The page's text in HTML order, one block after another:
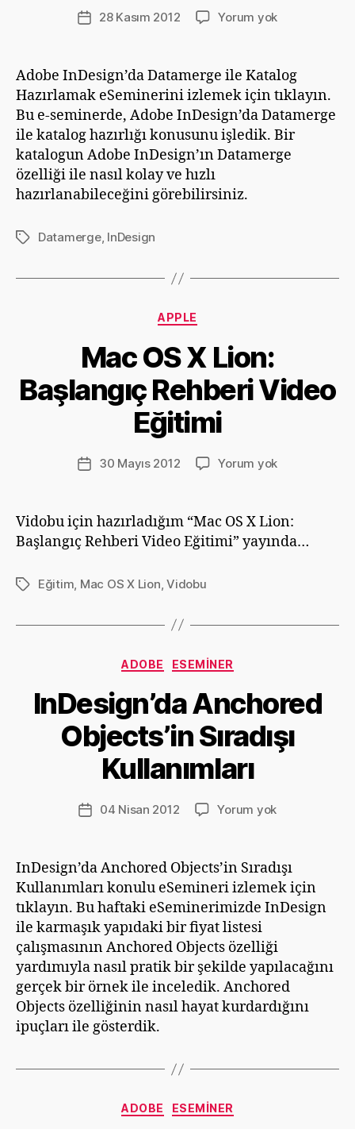
Yazının
yazarı
v
ri
ü
m
ü
ş
Yazı28 Kasım 2012 Yorum yokAdobe
ile
Katalog
Hazırlamak
Adobe InDesign’da Datamerge ile Katalog
Hazırlamak eSeminerini izlemek için tıklayın.
Bu e-seminerde, Adobe InDesign’da Datamerge
ile katalog hazırlığı konusunu işledik. Bir
katalogun Adobe InDesign’ın Datamerge
özelliği ile nasıl kolay ve hızlı
hazırlanabileceğini görebilirsiniz.
EtiketlerDatamerge, InDesign
Kategoriler
APPLE
Mac OS X Lion:
Başlangıç Rehberi Video
Eğitimi
Yazının
yazarı
a
z
a
r
D
e
v
ri
ü
m
Yazı30 Mayıs 2012 Yorum yokMac
Lion:
Başlangıç
Rehberi
Vidobu için hazırladığım “Mac OS X Lion:
Başlangıç Rehberi Video Eğitimi” yayında…
Etiketler
Eğitim, Mac OS X Lion,Vidobu
Kategoriler
ADOBE ESEMINER
InDesign’da Anchored
Objects’in Sıradışı
Kullanımları
Yazının
yazarı
a
z
a
r
D
e
v
ri
ü
m
ü
ş
Yazı04 Nisan 2012 Yorum yokInDesign’da
Sıradışı
Kullanımları
InDesign’da Anchored Objects’in Sıradışı
Kullanımları konulu eSemineri izlemek için
tıklayın. Bu haftaki eSeminerimizde InDesign
ile karmaşık yapıdaki bir fiyat listesi
çalışmasının Anchored Objects özelliği
yardımıyla nasıl pratik bir şekilde yapılacağını
gerçek bir örnek ile inceledik. Anchored
Objects özelliğinin nasıl hayat kurdardığını
ipuçları ile gösterdik.
Kategoriler
ADOBE ESEMINER